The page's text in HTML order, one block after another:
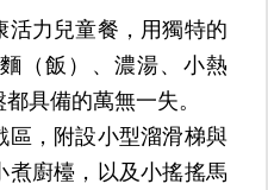
活力兒童餐，用獨特的
（飯）、濃湯、小熱
具備的萬無一失。
區，附設小型溜滑梯與
煮廚檯，以及小搖搖馬